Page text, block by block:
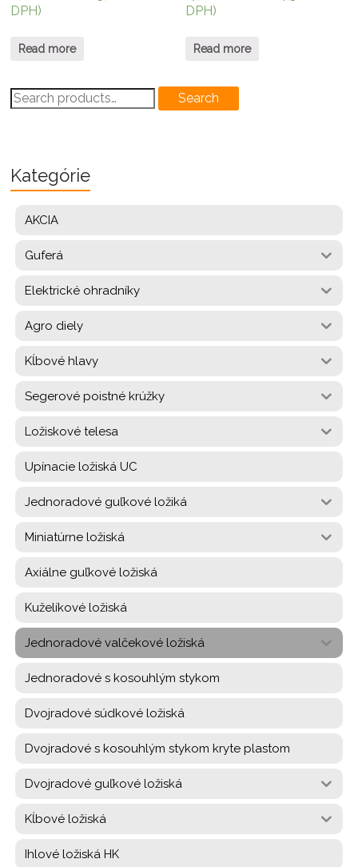
DPH)
Read more
DPH)
Read more
Search
for:
Search
Kategórie
AKCIA
Guferá
Elektrické ohradníky
Agro diely
Kĺbové hlavy
Segerové poistné krúžky
Ložiskové telesa
Upínacie ložiská UC
Jednoradové guľkové ložiká
Miniatúrne ložiská
Axiálne guľkové ložiská
Kuželíkové ložiská
Jednoradové valčekové ložiská
Jednoradové s kosouhlým stykom
Dvojradové súdkové ložiská
Dvojradové s kosouhlým stykom kryte plastom
Dvojradové guľkové ložiská
Kĺbové ložiská
Ihlové ložiská HK